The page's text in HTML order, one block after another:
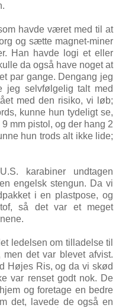
havde været med til at
og sætte magnet-miner
Han havde logi et eller
da også have noget at
par gange. Dengang jeg
jeg selvfølgelig talt med
med den risiko, vi løb;
kunne hun tydeligt se,
mm pistol, og der hang 2
hun trods alt ikke lide;
karabiner undtagen
engelsk stengun. Da vi
i en plastpose, og
så det var et meget
ledelsen om tilladelse til
det var blevet afvist.
Højes Ris, og da vi skød
var renset godt nok. De
og foretage en bedre
det, lavede de også en